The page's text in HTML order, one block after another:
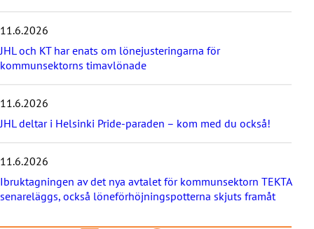
e
n
y
h
e
t
e
n
a
11.6.2026
JHL och KT har enats om lönejusteringarna för
kommunsektorns timavlönade
11.6.2026
JHL deltar i Helsinki Pride-paraden – kom med du också!
11.6.2026
Ibruktagningen av det nya avtalet för kommunsektorn TEKTA
senareläggs, också löneförhöjningspotterna skjuts framåt